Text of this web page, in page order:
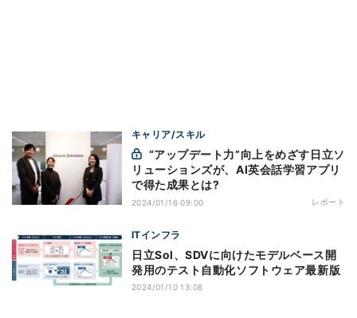
キャリア/スキル
リューションズが、AI英会話学習アプリ
で得た成果とは?
2024/01/16 09:00 レポート
ITインフラ
日立Sol、SDVに向けたモデルベース開
発用のテスト自動化ソフトウェア最新版
2024/01/10 13:08